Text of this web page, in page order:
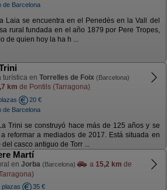
de Barcelona
Laia se encuentra en el Penedès en la Vall del
rural fundada en el año 1879 por Pere Tropes,
de quien hoy la ha h ...
turística en Torrelles de Foix (Barcelona)
km de Pontils (Tarragona)
20 €
de Barcelona
Trini se construyó hace más de 125 años y se
reformar a mediados de 2017. Está situada en
del casco antiguo de Torr ...
Martí
en Jorba (Barcelona) a 15,2 km de
plazas 35 €